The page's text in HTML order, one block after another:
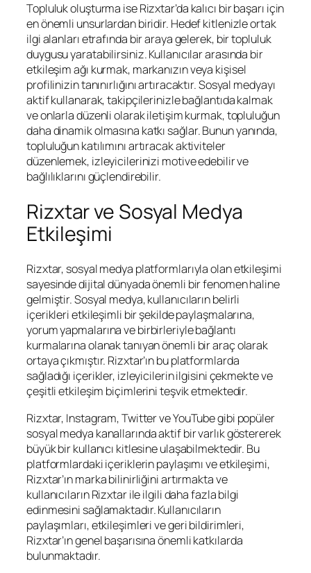
Topluluk oluşturma ise Rizxtar’da kalıcı bir başarı için
en önemli unsurlardan biridir. Hedef kitlenizle ortak
ilgi alanları etrafında bir araya gelerek, bir topluluk
duygusu yaratabilirsiniz. Kullanıcılar arasında bir
etkileşim ağı kurmak, markanızın veya kişisel
profilinizin tanınırlığını artıracaktır. Sosyal medyayı
aktif kullanarak, takipçilerinizle bağlantıda kalmak
ve onlarla düzenli olarak iletişim kurmak, topluluğun
daha dinamik olmasına katkı sağlar. Bunun yanında,
topluluğun katılımını artıracak aktiviteler
düzenlemek, izleyicilerinizi motive edebilir ve
bağlılıklarını güçlendirebilir.
Rizxtar ve Sosyal Medya
Etkileşimi
Rizxtar, sosyal medya platformlarıyla olan etkileşimi
sayesinde dijital dünyada önemli bir fenomen haline
gelmiştir. Sosyal medya, kullanıcıların belirli
içerikleri etkileşimli bir şekilde paylaşmalarına,
yorum yapmalarına ve birbirleriyle bağlantı
kurmalarına olanak tanıyan önemli bir araç olarak
ortaya çıkmıştır. Rizxtar’ın bu platformlarda
sağladığı içerikler, izleyicilerin ilgisini çekmekte ve
çeşitli etkileşim biçimlerini teşvik etmektedir.
Rizxtar, Instagram, Twitter ve YouTube gibi popüler
sosyal medya kanallarında aktif bir varlık göstererek
büyük bir kullanıcı kitlesine ulaşabilmektedir. Bu
platformlardaki içeriklerin paylaşımı ve etkileşimi,
Rizxtar’ın marka bilinirliğini artırmakta ve
kullanıcıların Rizxtar ile ilgili daha fazla bilgi
edinmesini sağlamaktadır. Kullanıcıların
paylaşımları, etkileşimleri ve geri bildirimleri,
Rizxtar’ın genel başarısına önemli katkılarda
bulunmaktadır.